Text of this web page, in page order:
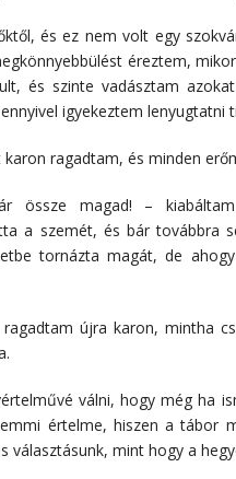
és ez nem volt egy
éreztem,
és szinte vadásztam
igyekeztem lenyugtatni
ragadtam, és minden
össze magad! –
a szemét, és bár továbbra
tornázta magát, de
ragadtam újra karon, mintha
válni, hogy még ha
értelme, hiszen a tábor
választásunk, mint hogy a